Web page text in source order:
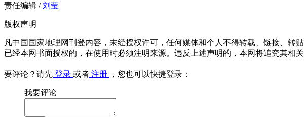
责任编辑 /刘莹
版权声明
凡中国国家地理网刊登内容，未经授权许可，任何媒体和个人不得转载、链接、转贴
已经本网书面授权的，在使用时必须注明来源。违反上述声明的，本网将追究其相关
要评论？请先 登录 或者 注册 ，您也可以快捷登录：
我要评论